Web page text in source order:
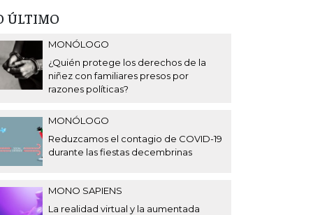
ÚLTIMO
MONÓLOGO
¿Quién protege los derechos de la
niñez con familiares presos por
razones políticas?
MONÓLOGO
Reduzcamos el contagio de COVID-19
durante las fiestas decembrinas
MONO SAPIENS
La realidad virtual y la aumentada